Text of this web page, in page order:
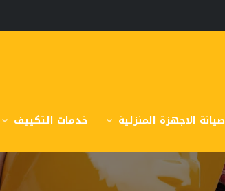
صيانة الاجهزة المنزلية خدمات التكييف